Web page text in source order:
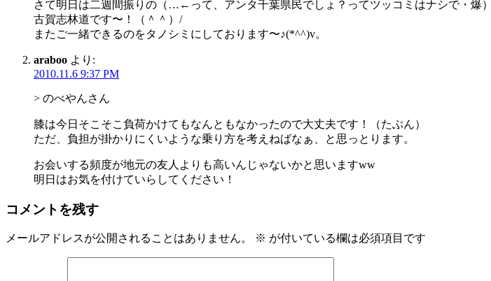
さて明日は二週間振りの（…←って、アンタ千葉県民でしょ？ってツッコミはナシで・爆）
古賀志林道です〜！（＾＾）/
またご一緒できるのをタノシミにしております〜♪(*^^)v。
araboo より:
2010.11.6 9:37 PM
> のべやんさん
膝は今日そこそこ負荷かけてもなんともなかったので大丈夫です！（たぶん）
ただ、負担が掛かりにくいような乗り方を考えねばなぁ、と思っとります。
お会いする頻度が地元の友人よりも高いんじゃないかと思いますww
明日はお気を付けていらしてください！
コメントを残す
メールアドレスが公開されることはありません。 ※ が付いている欄は必須項目です